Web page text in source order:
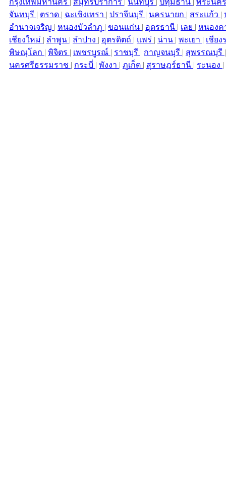
กรุงเทพมหานคร สมุทรปราการ นนทบุรี ปทุมธานี
พระนค
จันทบุรี | ตราด | ฉะเชิงเทรา | ปราจีนบุรี | นครนายก | สระแก้ว |
อำนาจเจริญ | หนองบัวลำภู | ขอนแก่น | อุดรธานี | เลย | หนอง
เชียงใหม่ | ลำพูน | ลำปาง | อุตรดิตถ์ | แพร่ | น่าน | พะเยา | เชีย
พิษณุโลก | พิจิตร | เพชรบูรณ์ | ราชบุรี | กาญจนบุรี | สุพรรณบุรี
นครศรีธรรมราช | กระบี่ | พังงา | ภูเก็ต | สุราษฎร์ธานี | ระนอง |